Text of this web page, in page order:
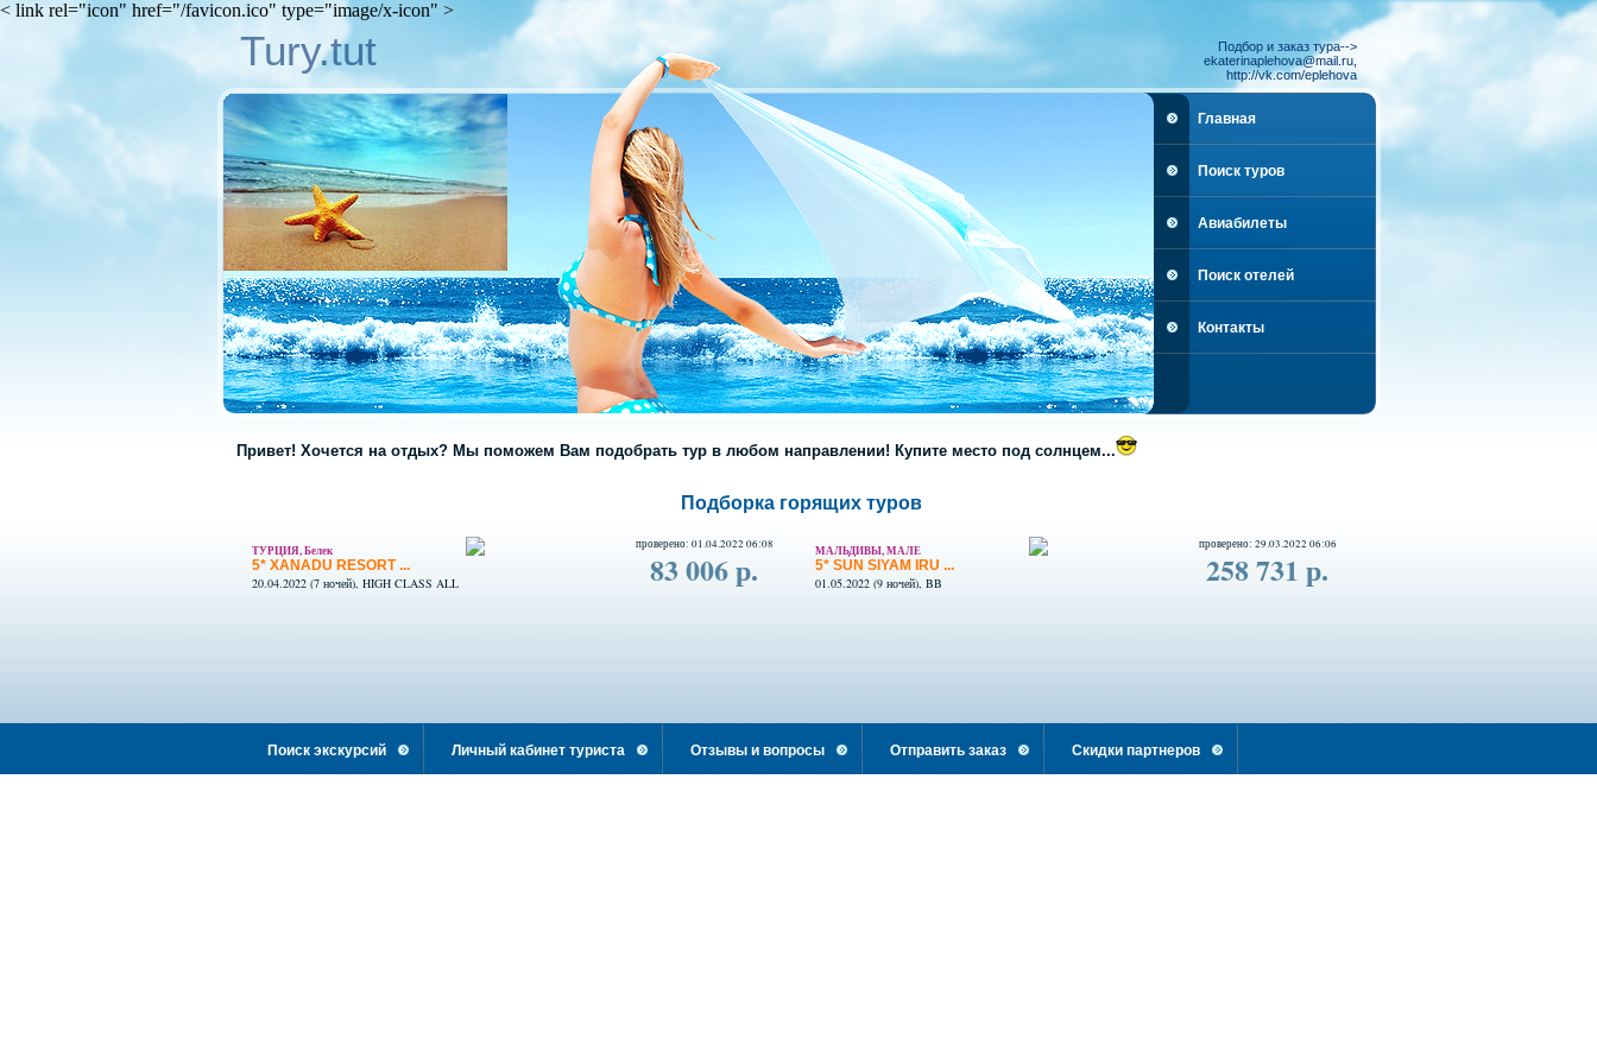
< link rel="icon" href="/favicon.ico" type="image/x-icon" >
Подбор и заказ тура-->
ekaterinaplehova@mail.ru,
http://vk.com/eplehova
Tury.tut
Главная
Поиск туров
Авиабилеты
Поиск отелей
Контакты
Привет! Хочется на отдых? Мы поможем Вам подобрать тур в любом направлении! Купите место под солнцем...
Подборка горящих туров
ТУРЦИЯ, Белек
5* XANADU RESORT ...
20.04.2022 (7 ночей), HIGH CLASS ALL
проверено: 01.04.2022 06:08
83 006 р. МАЛЬДИВЫ, МАЛЕ
5* SUN SIYAM IRU ...
01.05.2022 (9 ночей), BB
проверено: 29.03.2022 06:06
258 731 р.
Поиск экскурсий Личный кабинет туриста Отзывы и вопросы Отправить заказ Скидки партнеров